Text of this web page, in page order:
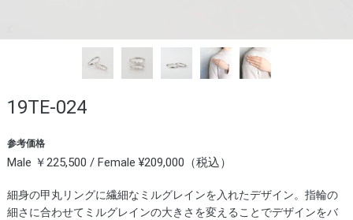
19TE-024
参考価格
Male ￥225,500 / Female ¥209,000（税込）
細身の甲丸リングに繊細なミルグレインを入れたデザイン。指輪の
細さに合わせてミルグレインの大きさを変えることでデザインをバ